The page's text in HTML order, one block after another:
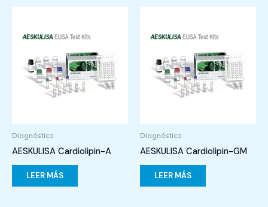
Diagnóstico
AESKULISA Cardiolipin-A
LEER MÁS
Diagnóstico
AESKULISA Cardiolipin-GM
LEER MÁS